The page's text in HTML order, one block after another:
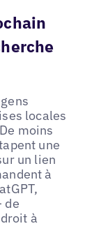
locales
moins
une
un lien
à
de
à